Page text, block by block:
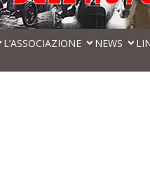
L’ASSOCIAZIONE NEWS